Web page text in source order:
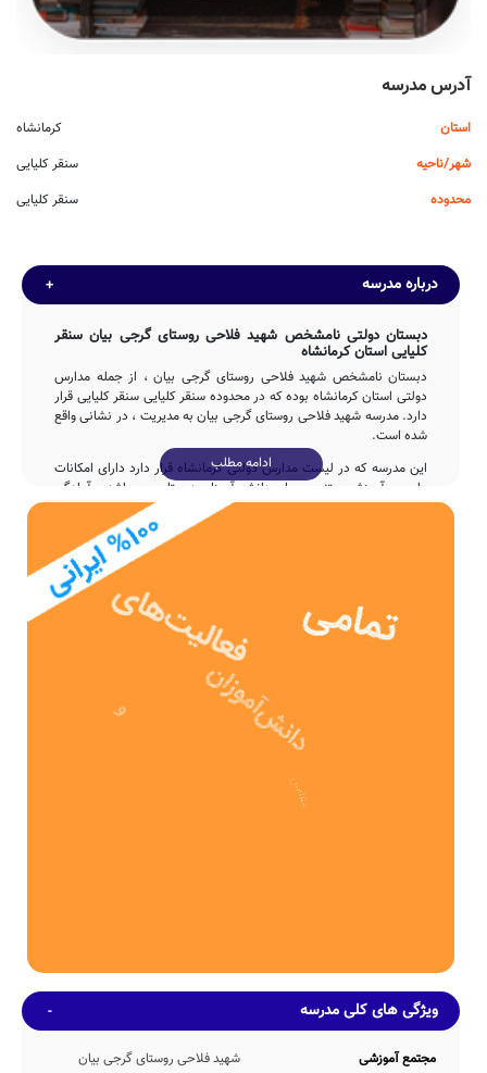
آدرس مدرسه
استان
کرمانشاه
شهر/ناحیه
سنقر کلیایی
محدوده
سنقر کلیایی
درباره مدرسه
دبستان دولتی نامشخص شهید فلاحی روستای گرجی بیان سنقر
کلیایی استان کرمانشاه
دبستان نامشخص شهید فلاحی روستای گرجی بیان ، از جمله مدارس
دولتی استان کرمانشاه بوده که در محدوده سنقر کلیایی سنقر کلیایی قرار
دارد. مدرسه شهید فلاحی روستای گرجی بیان به مدیریت ، در نشانی واقع
شده است.
این مدرسه که در لیست مدارس دولتی کرمانشاه قرار دارد دارای امکانات
علمی و آموزشی متنوعی برای دانش آموزان دبستان می باشد و آمادگی
پاسخگویی مستمر به سوالات اولیاء گرامی سنقر کلیایی را با تماس با تلفن
مدرسه نامشخص شهید فلاحی روستای گرجی بیان با مشارکت و تلاش بی
وقفه ی دولت پس از 5ساله در سال 1363 وارد چرخه آموزشی کشور شده
و پذیرای فرزندان ایران زمین بوده است.
نامشخص دبستان شهید فلاحی روستای گرجی بیان، دارای بنای آموزشی
314 مترمربع می باشد. همچنین مساحت محیط ورزشی و سرباز مدرسه ی
undefined دانش آموزی مدرسه و سرویس ایاب و ذهاب با پرداخت هزینه
توسط اولیاء و... می باشد.
همچنین در حال حاضر اطلاعاتی مبنی بر وجود و یا عدم وجود امکانات اتاق
بازی، گرم خانه غذا، سالن غذاخوری، کف پوش حیاط، کمد شخصی، کارگاه
هنرهای تجسمی، اتاق بهداشت، سالن آمفی تئاتر، سالن مطالعه، و... در
ادامه مطلب
ویژگی های کلی مدرسه
مجتمع آموزشی شهید فلاحی روستای گرجی بیان